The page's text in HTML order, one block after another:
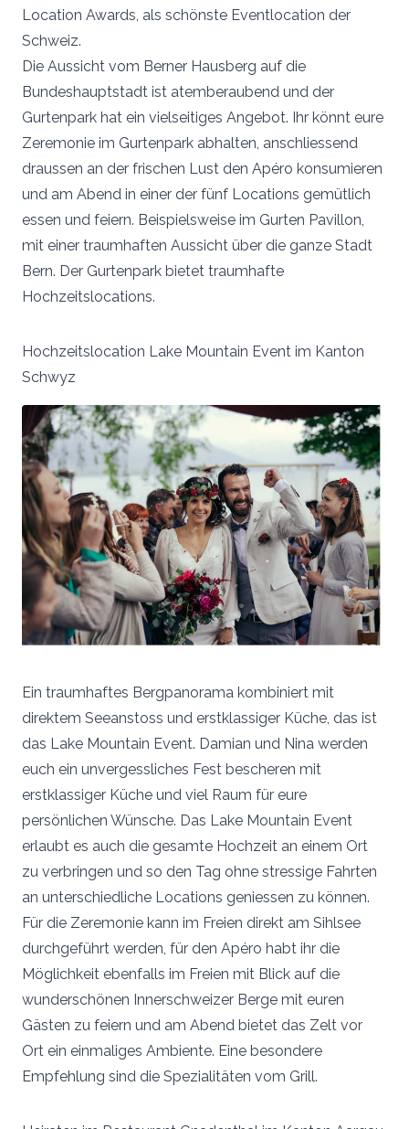
Location Awards, als schönste Eventlocation der
Schweiz.
Die Aussicht vom Berner Hausberg auf die
Bundeshauptstadt ist atemberaubend und der
Gurtenpark hat ein vielseitiges Angebot. Ihr könnt eure
Zeremonie im Gurtenpark abhalten, anschliessend
draussen an der frischen Lust den Apéro konsumieren
und am Abend in einer der fünf Locations gemütlich
essen und feiern. Beispielsweise im Gurten Pavillon,
mit einer traumhaften Aussicht über die ganze Stadt
Bern. Der Gurtenpark bietet traumhafte
Hochzeitslocations.
Hochzeitslocation Lake Mountain Event im Kanton
Schwyz
Ein traumhaftes Bergpanorama kombiniert mit
direktem Seeanstoss und erstklassiger Küche, das ist
das Lake Mountain Event. Damian und Nina werden
euch ein unvergessliches Fest bescheren mit
erstklassiger Küche und viel Raum für eure
persönlichen Wünsche. Das Lake Mountain Event
erlaubt es auch die gesamte Hochzeit an einem Ort
zu verbringen und so den Tag ohne stressige Fahrten
an unterschiedliche Locations geniessen zu können.
Für die Zeremonie kann im Freien direkt am Sihlsee
durchgeführt werden, für den Apéro habt ihr die
Möglichkeit ebenfalls im Freien mit Blick auf die
wunderschönen Innerschweizer Berge mit euren
Gästen zu feiern und am Abend bietet das Zelt vor
Ort ein einmaliges Ambiente. Eine besondere
Empfehlung sind die Spezialitäten vom Grill.